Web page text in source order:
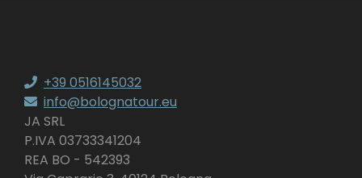
+39 0516145032
info@bolognatour.eu
JA SRL
P.IVA 03733341204
REA BO - 542393